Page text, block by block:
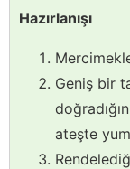
Hazırlanışı
Geniş bir
ateşte